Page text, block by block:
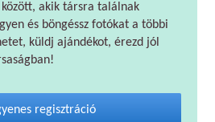
akik társra találnak
és böngéssz fotókat a többi
küldj ajándékot, érezd jól
regisztráció